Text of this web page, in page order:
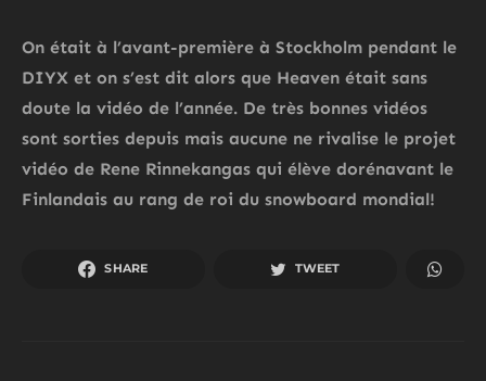
On était à l’avant-première à Stockholm pendant le
DIYX et on s’est dit alors que Heaven était sans
doute la vidéo de l’année. De très bonnes vidéos
sont sorties depuis mais aucune ne rivalise le projet
vidéo de Rene Rinnekangas qui élève dorénavant le
Finlandais au rang de roi du snowboard mondial!
SHARE TWEET